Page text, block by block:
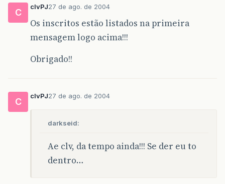
C
clvPJ27 de ago. de 2004
Os inscritos estão listados na primeira
mensagem logo acima!!!
Obrigado!!
C
clvPJ27 de ago. de 2004
darkseid:
Ae clv, da tempo ainda!!! Se der eu to
dentro…